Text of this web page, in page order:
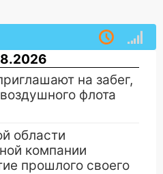
на забег,
флота
области
компании
прошлого своего